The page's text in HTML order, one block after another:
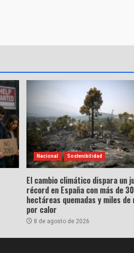
Nacional Sostenibilidad
El cambio climático dispara un
récord en España con más de
hectáreas quemadas y miles
por calor
8 de agosto de 2026